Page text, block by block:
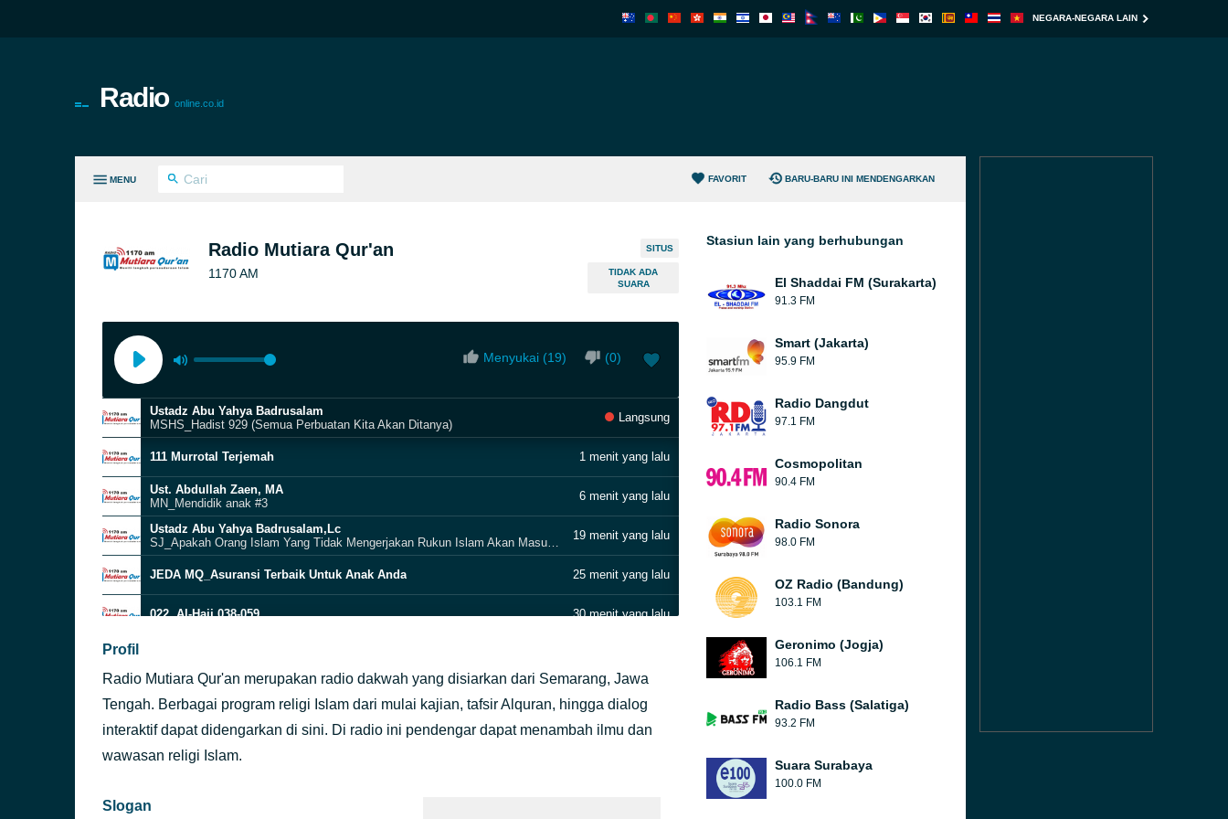
NEGARA-NEGARA LAIN
Radio online.co.id
MENU FAVORIT BARU-BARU INI MENDENGARKAN
Radio Mutiara Qur'an
1170 AM
SITUS
TIDAK ADA
SUARA
Menyukai (19) (0)
Ustadz Abu Yahya Badrusalam
MSHS_Hadist 929 (Semua Perbuatan Kita Akan Ditanya)
Langsung
111 Murrotal Terjemah 1 menit yang lalu
Ust. Abdullah Zaen, MA
MN_Mendidik anak #3
6 menit yang lalu
Ustadz Abu Yahya Badrusalam,Lc
19 menit yang lalu
JEDA MQ_Asuransi Terbaik Untuk Anak Anda 25 menit yang lalu
022. Al-Hajj 038-059 30 menit yang lalu
Ustadz Zaid Susanto, Lc
139. Mahabatullah Cinta Kepada Allah
Kamis Siang 1 jam yang lalu
Ust. Abdullah Zaen, MA
Profil
Radio Mutiara Qur'an merupakan radio dakwah yang disiarkan dari Semarang, Jawa
Tengah. Berbagai program religi Islam dari mulai kajian, tafsir Alquran, hingga dialog
interaktif dapat didengarkan di sini. Di radio ini pendengar dapat menambah ilmu dan
wawasan religi Islam.
Slogan
Stasiun lain yang berhubungan
El Shaddai FM (Surakarta)
91.3 FM
Smart (Jakarta)
95.9 FM
Radio Dangdut
97.1 FM
Cosmopolitan
90.4 FM
Radio Sonora
98.0 FM
OZ Radio (Bandung)
103.1 FM
Geronimo (Jogja)
106.1 FM
Radio Bass (Salatiga)
93.2 FM
Suara Surabaya
100.0 FM